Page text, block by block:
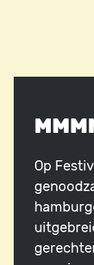
Op